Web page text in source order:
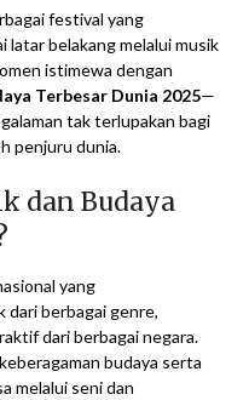
festival yang
latar belakang melalui musik
istimewa dengan
Terbesar Dunia 2025—
tak terlupakan bagi
penjuru dunia.
dan Budaya
yang
dari berbagai genre,
dari berbagai negara.
budaya serta
melalui seni dan